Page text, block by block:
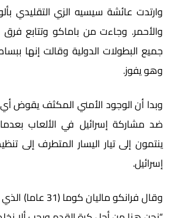
وارتدت عائشة سيسيه الزي التقليدي
والأحمر. وجاءت من باماكو وتتابع فرق
جميع البطولات الدولية وقالت إنها
وهو يفوز.
وبدا أن الوجود الأمني ​​المكثف يقوض
ضد مشاركة إسرائيل في الألعاب
ينتمون إلى تيار اليسار المتطرف إلى
إسرائيل.
وقال فرانكو ماليان